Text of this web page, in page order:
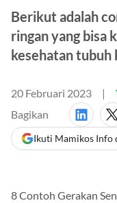
Berikut adalah
ringan yang bisa
kesehatan tubuh
20 Februari 2023
Bagikan
Ikuti Mamikos Info
8 Contoh Gerakan